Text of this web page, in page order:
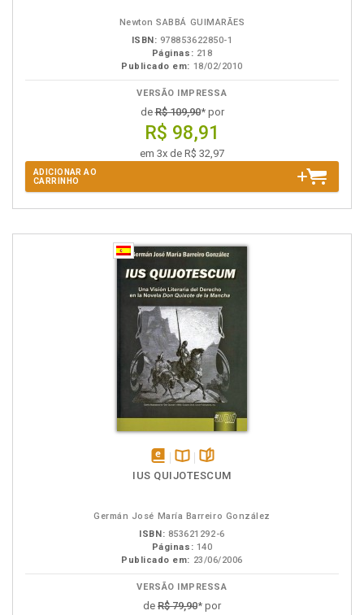
Newton SABBÁ GUIMARÃES
ISBN: 978853622850-1
Páginas: 218
Publicado em: 18/02/2010
VERSÃO IMPRESSA
deR$ 109,90* por
R$ 98,91
em 3x de R$ 32,97
ADICIONAR AO
CARRINHO
disponívelDisponível
páginas
IUS QUIJOTESCUM
Germán José María Barreiro González
ISBN: 853621292-6
Páginas: 140
Publicado em: 23/06/2006
VERSÃO IMPRESSA
de R$ 79,90* por